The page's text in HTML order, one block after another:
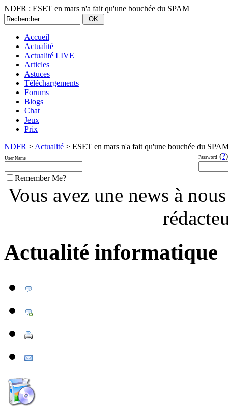
NDFR : ESET en mars n'a fait qu'une bouchée du SPAM
Accueil
Actualité
Actualité LIVE
Articles
Astuces
Téléchargements
Forums
Blogs
Chat
Jeux
Prix
NDFR > Actualité > ESET en mars n'a fait qu'une bouchée du
User Name Password (?)
Remember Me?
Vous avez une news à
Actualité informatique